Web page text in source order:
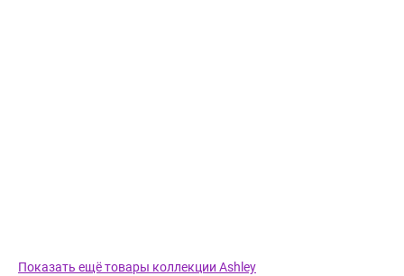
Показать ещё товары коллекции Ashley